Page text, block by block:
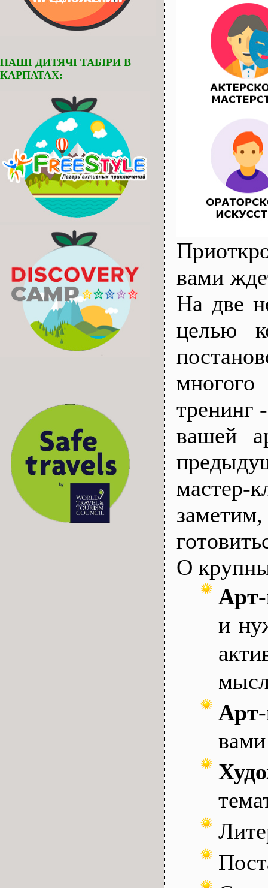
НАШІ ДИТЯЧІ ТАБІРИ В
КАРПАТАХ:
вами
На две
целью
тренинг
вашей
О
Арт-
и